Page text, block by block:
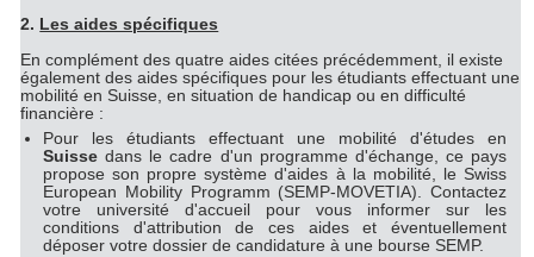
2. Les aides spécifiques
En complément des quatre aides citées précédemment, il existe
également des aides spécifiques pour les étudiants effectuant une
mobilité en Suisse, en situation de handicap ou en difficulté
financière :
Pour les étudiants effectuant une mobilité d'études en
Suisse dans le cadre d'un programme d'échange, ce pays
propose son propre système d'aides à la mobilité, le Swiss
European Mobility Programm (SEMP-MOVETIA). Contactez
votre université d'accueil pour vous informer sur les
conditions d'attribution de ces aides et éventuellement
déposer votre dossier de candidature à une bourse SEMP.